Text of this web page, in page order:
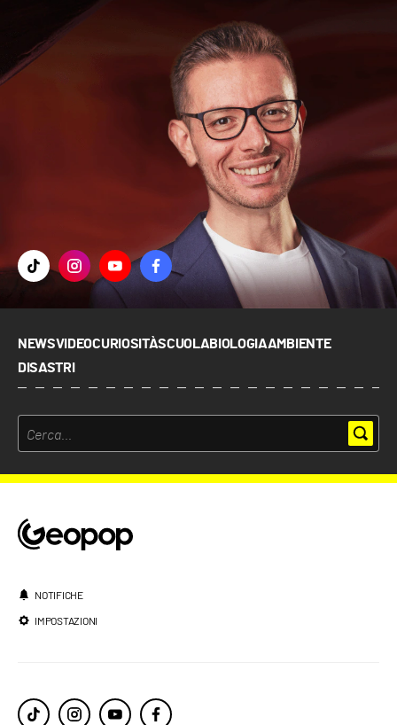
NEWSVIDEOCURIOSITÀSCUOLABIOLOGIAAMBIENTE
DISASTRI
NOTIFICHE
IMPOSTAZIONI